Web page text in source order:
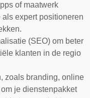
of maatwerk
expert positioneren
(SEO) om beter
klanten in de regio
zoals branding, online
je dienstenpakket